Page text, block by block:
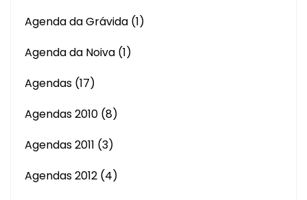
Agenda da Grávida (1)
Agenda da Noiva (1)
Agendas (17)
Agendas 2010 (8)
Agendas 2011 (3)
Agendas 2012 (4)